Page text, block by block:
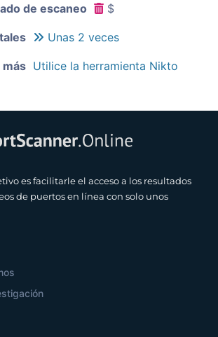
de escaneo $
Unas 2 veces
más Utilice la herramienta Nikto
es facilitarle el acceso a los resultados
de puertos en línea con solo unos